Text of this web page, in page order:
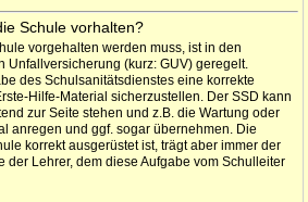
Schule vorhalten?
vorgehalten werden muss, ist in den
Unfallversicherung (kurz: GUV) geregelt.
des Schulsanitätsdienstes eine korrekte
Hilfe-Material sicherzustellen. Der SSD kann
zur Seite stehen und z.B. die Wartung oder
anregen und ggf. sogar übernehmen. Die
korrekt ausgerüstet ist, trägt aber immer der
der Lehrer, dem diese Aufgabe vom Schulleiter